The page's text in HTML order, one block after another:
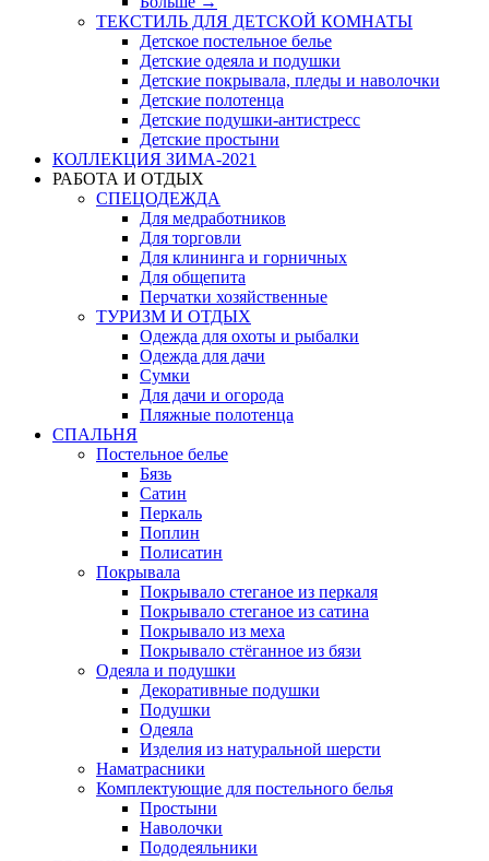
ТЕКСТИЛЬ ДЛЯ ДЕТСКОЙ КОМНАТЫ
Детское постельное белье
Детские одеяла и подушки
Детские покрывала, пледы и наволочки
Детские полотенца
Детские подушки-антистресс
Детские простыни
КОЛЛЕКЦИЯ ЗИМА-2021
РАБОТА И ОТДЫХ
СПЕЦОДЕЖДА
Для медработников
Для торговли
Для клининга и горничных
Для общепита
Перчатки хозяйственные
ТУРИЗМ И ОТДЫХ
Одежда для охоты и рыбалки
Одежда для дачи
Сумки
Для дачи и огорода
Пляжные полотенца
СПАЛЬНЯ
Постельное белье
Бязь
Сатин
Перкаль
Поплин
Полисатин
Покрывала
Покрывало стеганое из перкаля
Покрывало стеганое из сатина
Покрывало из меха
Покрывало стёганное из бязи
Одеяла и подушки
Декоративные подушки
Подушки
Одеяла
Изделия из натуральной шерсти
Наматраcники
Комплектующие для постельного белья
Простыни
Наволочки
Пододеяльники